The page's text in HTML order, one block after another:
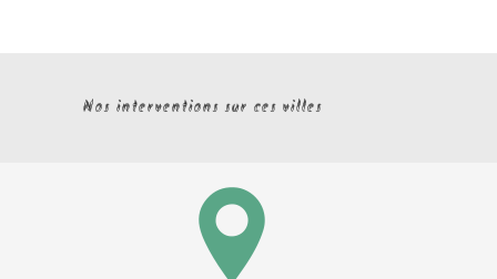
Nos interventions sur ces villes